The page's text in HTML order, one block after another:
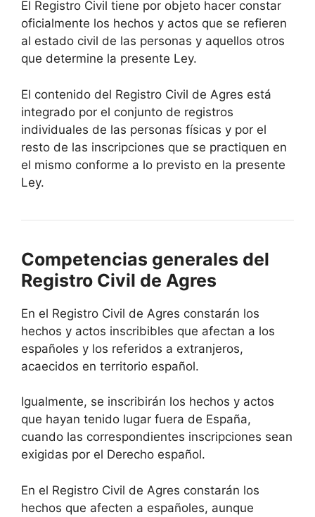
El Registro Civil tiene por objeto hacer constar
oficialmente los hechos y actos que se refieren
al estado civil de las personas y aquellos otros
que determine la presente Ley.
El contenido del Registro Civil de Agres está
integrado por el conjunto de registros
individuales de las personas físicas y por el
resto de las inscripciones que se practiquen en
el mismo conforme a lo previsto en la presente
Ley.
Competencias generales del
Registro Civil de Agres
En el Registro Civil de Agres constarán los
hechos y actos inscribibles que afectan a los
españoles y los referidos a extranjeros,
acaecidos en territorio español.
Igualmente, se inscribirán los hechos y actos
que hayan tenido lugar fuera de España,
cuando las correspondientes inscripciones sean
exigidas por el Derecho español.
En el Registro Civil de Agres constarán los
hechos que afecten a españoles, aunque